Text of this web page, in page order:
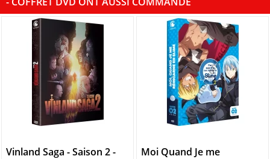
Vinland Saga - Saison 2 -
Moi Quand Je me